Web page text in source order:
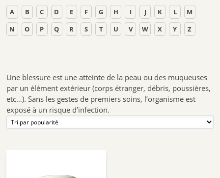
A B C D E F G H I J K L
M
N
O P Q R S T U V W X Y Z
Une blessure est une atteinte de la peau ou des muqueuses
par un élément extérieur (corps étranger, débris, poussières,
etc…). Sans les gestes de premiers soins, l’organisme est
exposé à un risque d’infection.